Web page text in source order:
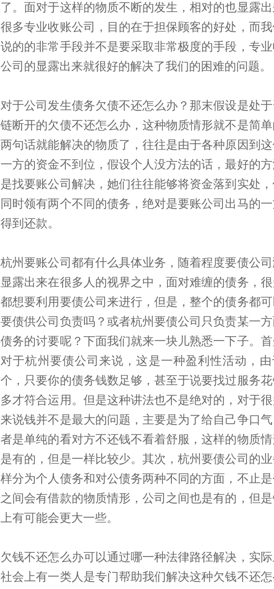
了。面对于这样的物质不断的发生，相对的也显露出
很多专业收账公司，目的在于担保顾客的好处，而
说的的非常手段并不是要采取非常极度的手段，专
公司的显露出来就很好的解决了我们的困难的问题。
对于公司发生债务欠债不还怎么办？那末假设是处
链断开的欠债不还怎么办，这种物质情形就不是简
两句话就能解决的物质了，往往是由于各种原因到
一方的资金不到位，假设个人没方法的话，最好的
是找要账公司解决，她们往往能够将资金落到实处
同时领有两个不同的债务，绝对是要账公司出马的
得到还款。
杭州要账公司都有什么具体业务，随着程度要债公
显露出来在很多人的视界之中，面对难缠的债务，很
都想要利用要债公司来进行，但是，整个的债务都
要债供公司负责吗？或者杭州要债公司只负责某一
债务的讨要呢？下面我们就来一块儿熟悉一下子。首
对于杭州要债公司来说，这是一种盈利性活动，由
个，只要你的债务钱数足够，甚至于说要找过服务
多才符合运用。但是这种讲法也不是绝对的，对于很
来说钱并不是最大的问题，主要是为了给自己争口
者是单纯的看对方不还钱不看着舒服，这样的物质
是有的，但是一样比较少。其次，杭州要债公司的
样分为个人债务和对公债务两种不同的方面，不止是
之间会有借款的物质情形，公司之间也是有的，但
上有可能会更大一些。
欠钱不还怎么办可以通过哪一种法律路径解决，实
社会上有一类人是专门帮助我们解决这种欠钱不还